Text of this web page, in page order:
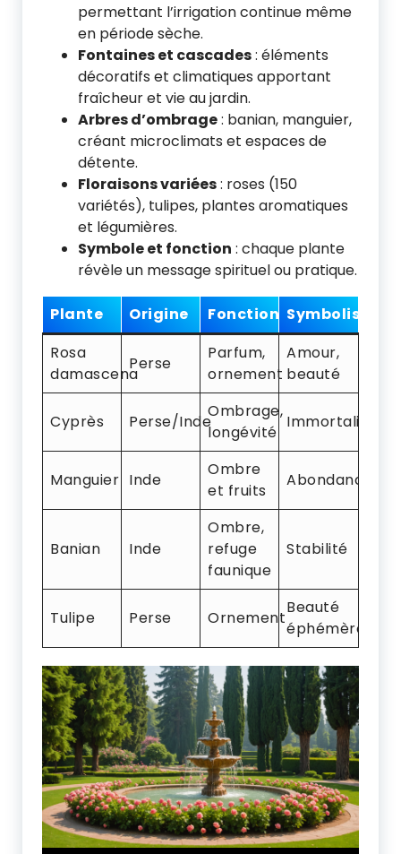
permettant l’irrigation continue même
en période sèche.
Fontaines et cascades: éléments
décoratifs et climatiques apportant
fraîcheur et vie au jardin.
Arbres d’ombrage: banian, manguier,
créant microclimats et espaces de
détente.
Floraisons variées: roses (150
variétés), tulipes, plantes aromatiques
et légumières.
Symbole et fonction : chaque plante
révèle un message spirituel ou pratique.
Plante Origine Fonction Symbolisme
Rosa
damascena
Perse
Parfum,
ornement
Amour,
beauté
Cyprès Perse/Inde
Ombrage,
longévité
Immortalité
Manguier Inde
Ombre
et fruits
Abondance
Banian Inde
Ombre,
refuge
faunique
Stabilité
Tulipe Perse Ornement
Beauté
éphémère